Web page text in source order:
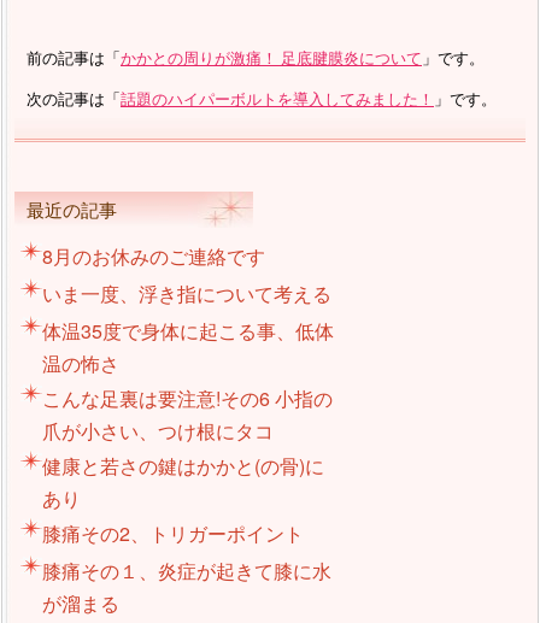
前の記事は「かかとの周りが激痛！ 足底腱膜炎について 」です。
次の記事は「話題のハイパーボルトを導入してみました！ 」です。
最近の記事
8月のお休みのご連絡です
いま一度、浮き指について考える
体温35度で身体に起こる事、低体
温の怖さ
こんな足裏は要注意!その6 小指の
爪が小さい、つけ根にタコ
健康と若さの鍵はかかと(の骨)に
あり
膝痛その2、トリガーポイント
膝痛その１、炎症が起きて膝に水
が溜まる